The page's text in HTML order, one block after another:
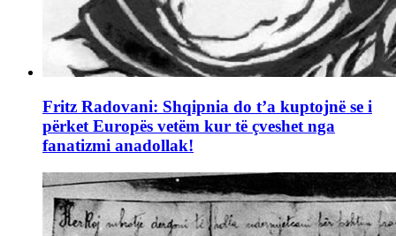
Fritz Radovani: Shqipnia do t’a kuptojnë se i
përket Europës vetëm kur të çveshet nga
fanatizmi anadollak!